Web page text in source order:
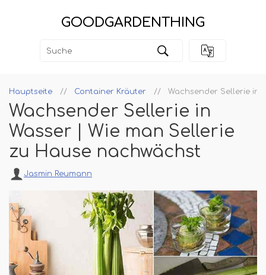
GOODGARDENTHING
Hauptseite Container Kräuter Wachsender Sellerie in
Wachsender Sellerie in
Wasser | Wie man Sellerie
zu Hause nachwächst
Jasmin Reumann